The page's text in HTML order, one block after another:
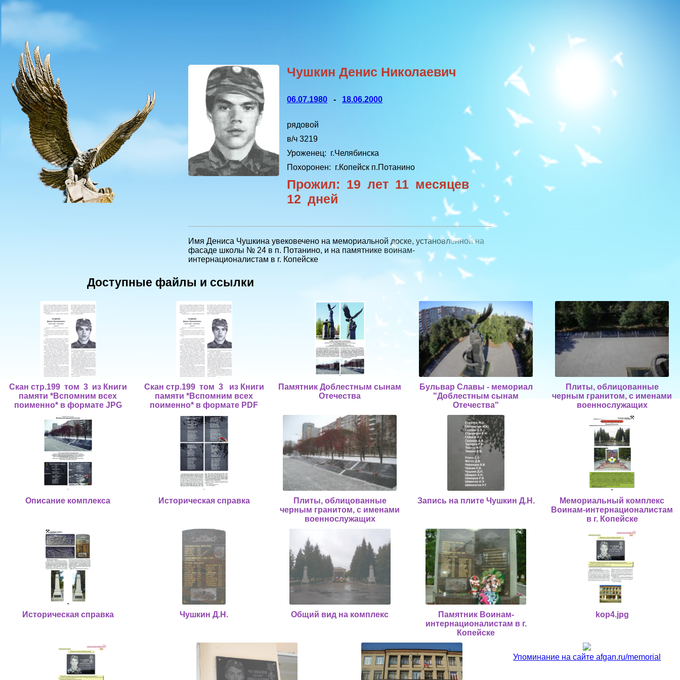
Чушкин Денис Николаевич
06.07.1980 - 18.06.2000
рядовой
в/ч 3219
Уроженец: г.Челябинска
Похоронен: г.Копейск п.Потанино
Прожил: 19 лет 11 месяцев
12 дней
Имя Дениса Чушкина увековечено на мемо­риальной доске, установленной на
фасаде школы № 24 в п. Потанино, и на памятнике воинам-
интернационалистам в г. Копейске
Доступные файлы и ссылки
Скан стр.199 том 3 из Книги
памяти *Вспомним всех
поименно* в формате JPG
Скан стр.199 том 3 из Книги
памяти *Вспомним всех
поименно* в формате PDF
Памятник Доблестным сынам
Отечества
Бульвар Славы - мемориал
"Доблестным сынам
Отечества"
Плиты, облицованные
черным гранитом, с именами
военнослужащих
Описание комплекса Историческая справка
Плиты, облицованные
черным гранитом, с именами
военнослужащих
Запись на плите Чушкин Д.Н.
Мемориальный комплекс
Воинам-интернационалистам
в г. Копейске
Историческая справка Чушкин Д.Н. Общий вид на комплекс
Памятник Воинам-
интернационалистам в г.
Копейске
kop4.jpg
Упоминание на сайте afgan.ru/memorial